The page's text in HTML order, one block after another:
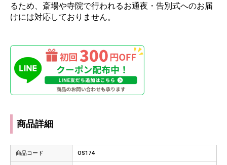
るため、斎場や寺院で行われるお通夜・告別式へのお届
けには対応しておりません。
商品詳細
商品コード OS174